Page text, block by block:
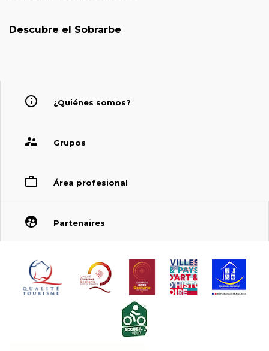
Descubre el Sobrarbe
¿Quiénes somos?
Grupos
Área profesional
Partenaires